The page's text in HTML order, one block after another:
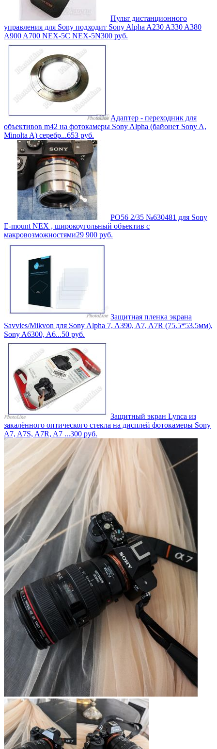
Пульт дистанционного
управления для Sony подходит Sony Alpha A230 A330 A380
A900 A700 NEX-5C NEX-5N300 руб.
Адаптер - переходник для
объективов m42 на фотокамеры Sony Alpha (байонет Sony A,
Minolta A) серебр...653 руб.
РО56 2/35 №630481 для Sony
E-mount NEX , широкоугольный объектив с
макровозможностями29 900 руб.
Защитная пленка экрана
Savvies/Mikvon для Sony Alpha 7, A390, A7, A7R (75.5*53.5мм),
Sony A6300, A6...50 руб.
Защитный экран Lynca из
закалённого оптического стекла на дисплей фотокамеры Sony
A7, A7S, A7R, A7 ...300 руб.